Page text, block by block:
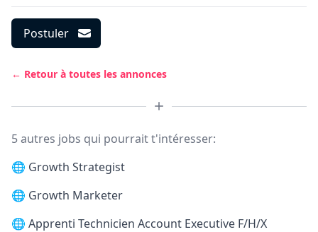
Postuler
← Retour à toutes les annonces
5 autres jobs qui pourrait t'intéresser:
🌐 Growth Strategist
🌐 Growth Marketer
🌐 Apprenti Technicien Account Executive F/H/X